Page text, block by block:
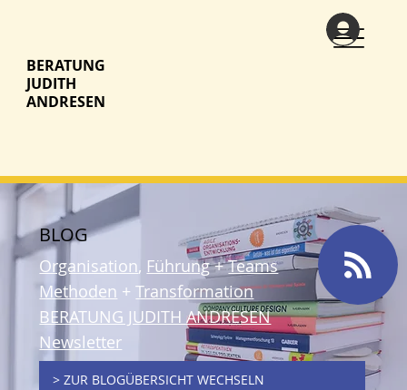
BERATUNG
JUDITH
ANDRESEN
BLOG
Organisation, Führung+Teams
Methoden +Transformation
BERATUNG JUDITH ANDRESEN
Newsletter
> ZUR BLOGÜBERSICHT WECHSELN